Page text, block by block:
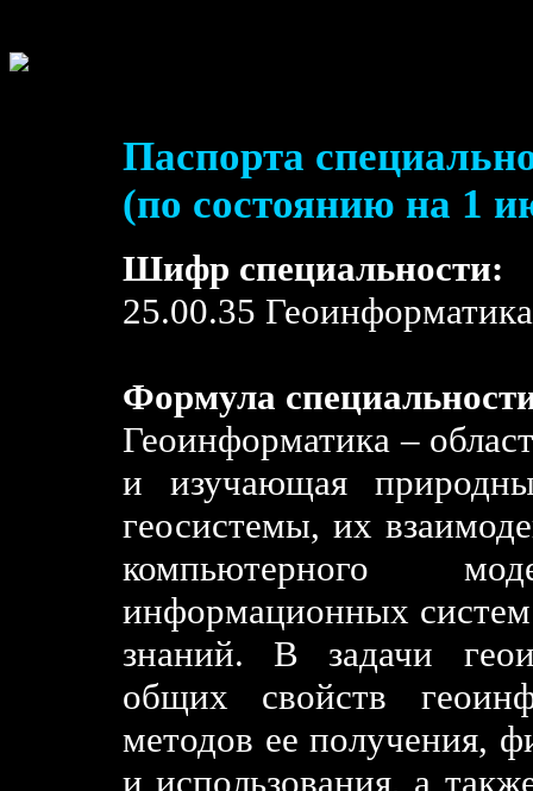
Паспорта
(по состоянию на 1
Шифр специальности:
25.00.35 Геоинформатика
Формула
Геоинформатика –
и изучающая
геосистемы, их
компьютерного
информационных
знаний. В задачи
общих свойств
методов ее получения,
и использования, а